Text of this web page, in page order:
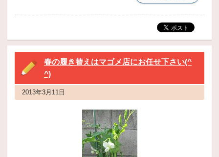
春の履き替えはマゴメ店にお任せ下さい(^
^)
2013年3月11日